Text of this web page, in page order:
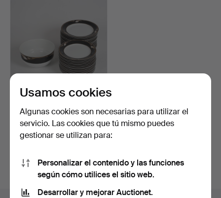
ROYAL COPENHAGEN.
Servicio de cena de porc…
Subastado 2 oct 2025
4 pujas
62 USD
Suscribir búsqueda
Usamos cookies
Algunas cookies son necesarias para utilizar el
servicio. Las cookies que tú mismo puedes
gestionar se utilizan para:
Personalizar el contenido y las funciones
según cómo utilices el sitio web.
Desarrollar y mejorar Auctionet.